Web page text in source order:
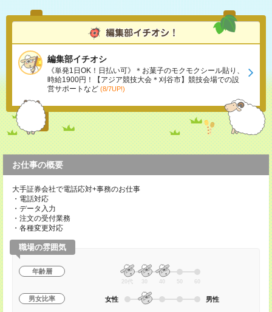
編集部イチオシ
《単発1日OK！日払い可》＊お菓子のモクモクシール貼り、
時給1900円！【アジア競技大会＊刈谷市】競技会場での設
営サポートなど (8/7UP!)
お仕事の概要
大手証券会社で電話応対+事務のお仕事
・電話対応
・データ入力
・注文の受付業務
・各種変更対応
職場の雰囲気
年齢層
20代 30 40 50 60
男女比率 女性 男性